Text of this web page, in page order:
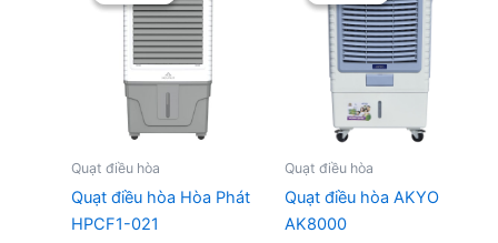
Quạt điều hòa
Quạt điều hòa Hòa Phát
HPCF1-021
Quạt điều hòa
Quạt điều hòa AKYO
AK8000